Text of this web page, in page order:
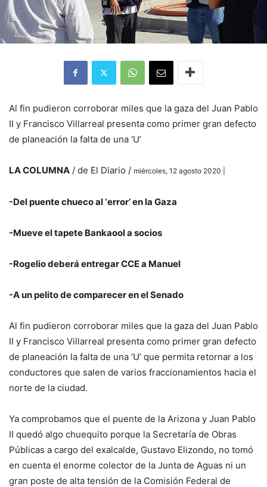
Al fin pudieron corroborar miles que la gaza del Juan Pablo
II y Francisco Villarreal presenta como primer gran defecto
de planeación la falta de una ‘U’
LA COLUMNA / de El Diario / miércoles, 12 agosto 2020 |
-Del puente chueco al ‘error’ en la Gaza
-Mueve el tapete Bankaool a socios
-Rogelio deberá entregar CCE a Manuel
-A un pelito de comparecer en el Senado
Al fin pudieron corroborar miles que la gaza del Juan Pablo
II y Francisco Villarreal presenta como primer gran defecto
de planeación la falta de una ‘U’ que permita retornar a los
conductores que salen de varios fraccionamientos hacia el
norte de la ciudad.
Ya comprobamos que el puente de la Arizona y Juan Pablo
II quedó algo chuequito porque la Secretaría de Obras
Públicas a cargo del exalcalde, Gustavo Elizondo, no tomó
en cuenta el enorme colector de la Junta de Aguas ni un
gran poste de alta tensión de la Comisión Federal de